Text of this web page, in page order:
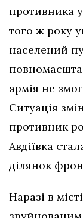
противника
того ж року
населений
армія не
Ситуація
противник
Авдіївка
ділянок
Наразі в